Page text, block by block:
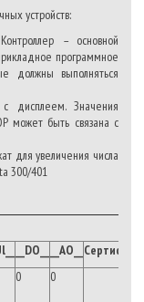
устройств:
– основной
программное
должны выполняться
дисплеем. Значения
может быть связана с
для увеличения числа
300/401
__DO__ __AO__
0 0